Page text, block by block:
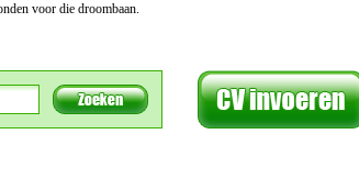
voor die droombaan.